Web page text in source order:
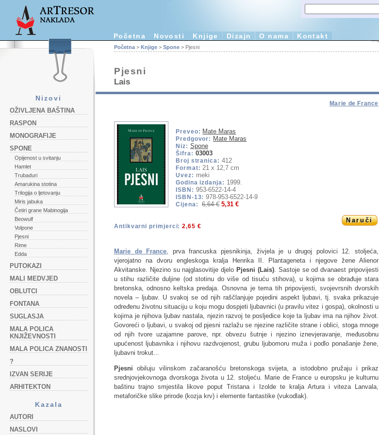
Početna Novosti Knjige Dizajn O nama Kontakt
Nizovi
OŽIVLJENA BAŠTINA
RASPON
MONOGRAFIJE
SPONE
Opijenost u svitanju
Hamlet
Trubaduri
Amarukina stotina
Trilogija o ljetovanju
Miris jabuka
Četiri grane Mabinogija
Beowulf
Volpone
Pjesni
Rime
Edda
PUTOKAZI
MALI MEDVJED
OBLUTCI
FONTANA
SUGLASJA
MALA POLICA
KNJIŽEVNOSTI
MALA POLICA ZNANOSTI
?
IZVAN SERIJE
ARHITEKTON
Kazala
AUTORI
NASLOVI
Početna > Knjige > Spone > Pjesni
Pjesni
Lais
Marie de France
Preveo: Mate Maras
Predgovor: Mate Maras
Niz: Spone
Šifra: 03003
Broj stranica: 412
Format: 21 x 12,7 cm
Uvez: meki
Godina izdanja: 1999.
ISBN: 953-6522-14-4
ISBN-13: 978-953-6522-14-9
Cijena: 6,64 € 5,31 €
Naruči
Antikvarni primjerci: 2,65 €
Marie de France, prva francuska pjesnikinja, živjela je u drugoj polovici 12. stoljeća,
vjerojatno na dvoru engleskoga kralja Henrika II. Plantageneta i njegove žene Alienor
Akvitanske. Njezino su najglasovitije djelo Pjesni (Lais). Sastoje se od dvanaest pripovijesti
u stihu različite duljine (od stotinu do više od tisuću stihova), u kojima se obrađuje stara
bretonska, odnosno keltska predaja. Osnovna je tema tih pripovijesti, svojevrsnih dvorskih
novela – ljubav. U svakoj se od njih raščlanjuje pojedini aspekt ljubavi, tj. svaka prikazuje
određenu životnu situaciju u koju mogu dospjeti ljubavnici (u pravilu vitez i gospa), okolnosti u
kojima je njihova ljubav nastala, njezin razvoj te posljedice koje ta ljubav ima na njihov život.
Govoreći o ljubavi, u svakoj od pjesni razlažu se njezine različite strane i oblici, stoga mnoge
od njih tvore uzajamne parove, npr. obvezu šutnje i njezino iznevjeravanje, međusobnu
upućenost ljubavnika i njihovu razdvojenost, grubu ljubomoru muža i podlo ponašanje žene,
ljubavni trokut...
Pjesni obiluju vilinskom začaranošću bretonskoga svijeta, a istodobno pružaju i prikaz
srednjovjekovnoga dvorskoga života u 12. stoljeću. Marie de France u europsku je kulturnu
baštinu trajno smjestila likove poput Tristana i Izolde te kralja Artura i viteza Lanvala,
metaforičke slike prirode (kozja krv) i elemente fantastike (vukodlak).